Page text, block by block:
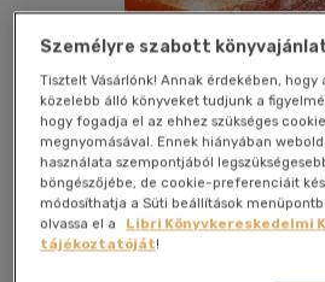
Kívánságlistához adom
Személyre szabott
Tisztelt Vásárlónk! Annak érdekében, hogy
közelebb álló könyveket tudjunk a
hogy fogadja el az ehhez szükséges
megnyomásával. Ennek hiányában
használata szempontjából
böngészőjébe, de cookie-preferenciáit
módosíthatja a Süti beállítások
olvassa el a
Libri Könyvkereskedelmi
tájékoztatóját!